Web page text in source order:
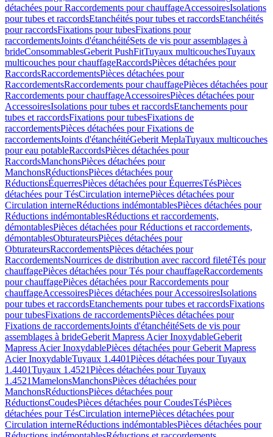
détachées pour Raccordements pour chauffageAccessoiresIsolations
pour tubes et raccordsEtanchéités pour tubes et raccordsEtanchéités
pour raccordsFixations pour tubesFixations pour
raccordementsJoints d'étanchéitéSets de vis pour assemblages à
brideConsommablesGeberit PushFitTuyaux multicouchesTuyaux
multicouches pour chauffageRaccordsPièces détachées pour
RaccordsRaccordementsPièces détachées pour
RaccordementsRaccordements pour chauffagePièces détachées pour
Raccordements pour chauffageAccessoiresPièces détachées pour
AccessoiresIsolations pour tubes et raccordsEtanchements pour
tubes et raccordsFixations pour tubesFixations de
raccordementsPièces détachées pour Fixations de
raccordementsJoints d'étanchéitéGeberit MeplaTuyaux multicouches
pour eau potableRaccordsPièces détachées pour
RaccordsManchonsPièces détachées pour
ManchonsRéductionsPièces détachées pour
RéductionsÉquerresPièces détachées pour ÉquerresTésPièces
détachées pour TésCirculation internePièces détachées pour
Circulation interneRéductions indémontablesPièces détachées pour
Réductions indémontablesRéductions et raccordements,
démontablesPièces détachées pour Réductions et raccordements,
démontablesObturateursPièces détachées pour
ObturateursRaccordementsPièces détachées pour
RaccordementsNourrices de distribution avec raccord filetéTés pour
chauffagePièces détachées pour Tés pour chauffageRaccordements
pour chauffagePièces détachées pour Raccordements pour
chauffageAccessoiresPièces détachées pour AccessoiresIsolations
pour tubes et raccordsEtanchements pour tubes et raccordsFixations
pour tubesFixations de raccordementsPièces détachées pour
Fixations de raccordementsJoints d'étanchéitéSets de vis pour
assemblages à brideGeberit Mapress Acier InoxydableGeberit
Mapress Acier InoxydablePièces détachées pour Geberit Mapress
Acier InoxydableTuyaux 1.4401Pièces détachées pour Tuyaux
1.4401Tuyaux 1.4521Pièces détachées pour Tuyaux
1.4521MamelonsManchonsPièces détachées pour
ManchonsRéductionsPièces détachées pour
RéductionsCoudesPièces détachées pour CoudesTésPièces
détachées pour TésCirculation internePièces détachées pour
Circulation interneRéductions indémontablesPièces détachées pour